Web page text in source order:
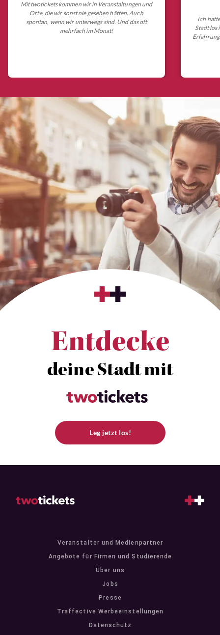
Mit twotickets kommen wir in Veranstaltungen und
Orte, die wir sonst nie gesehen hätten. Auch
spontan, wenn wir unterwegs sind. Und das oft
mehrfach im Monat!
Ich
Stadt los
Entdecke
deine Stadt mit
Leg jetzt los!
Veranstalter und Medienpartner
Angebote für Firmen und Studierende
Über uns
Jobs
Presse
Traffective Werbeeinstellungen
Datenschutz